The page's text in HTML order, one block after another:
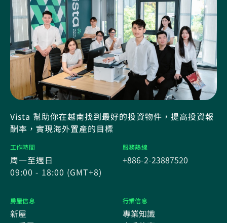
Vista 幫助你在越南找到最好的投資物件，提高投資報
酬率，實現海外置產的目標
工作時間
周一至週日
09:00 - 18:00 (GMT+8)
服務熱線
+886-2-23887520
房屋信息
新屋
行業信息
專業知識